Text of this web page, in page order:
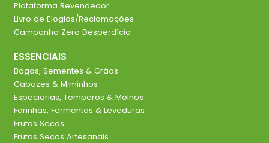
Plataforma Revendedor
Livro de Elogios/Reclamações
Campanha Zero Desperdício
ESSENCIAIS
Bagas, Sementes & Grãos
Cabazes & Miminhos
Especiarias, Temperos & Molhos
Farinhas, Fermentos & Leveduras
Frutos Secos
Frutos Secos Artesanais